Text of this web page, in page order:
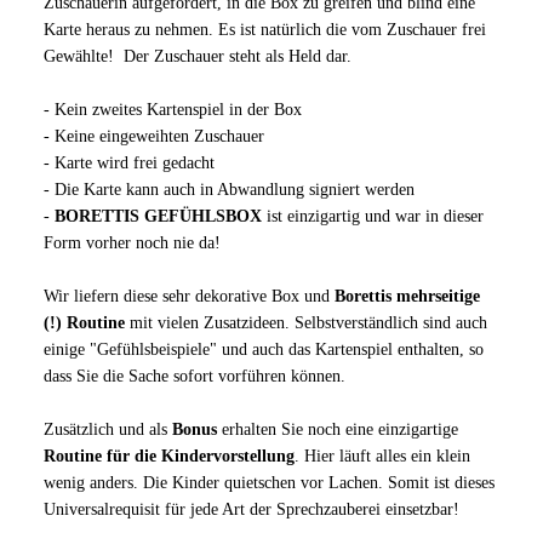
Karte heraus zu nehmen. Es ist natürlich die vom Zuschauer frei
Gewählte! Der Zuschauer steht als Held dar.
- Kein zweites Kartenspiel in der Box
- Keine eingeweihten Zuschauer
- Karte wird frei gedacht
- Die Karte kann auch in Abwandlung signiert werden
- BORETTIS GEFÜHLSBOX ist einzigartig und war in dieser
Form vorher noch nie da!
Wir liefern diese sehr dekorative Box und Borettis mehrseitige
(!) Routine mit vielen Zusatzideen. Selbstverständlich sind auch
einige "Gefühlsbeispiele" und auch das Kartenspiel enthalten, so
dass Sie die Sache sofort vorführen können.
Zusätzlich und als Bonus erhalten Sie noch eine einzigartige
Routine für die Kindervorstellung . Hier läuft alles ein klein
wenig anders. Die Kinder quietschen vor Lachen. Somit ist dieses
Universalrequisit für jede Art der Sprechzauberei einsetzbar!